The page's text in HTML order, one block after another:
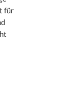
für